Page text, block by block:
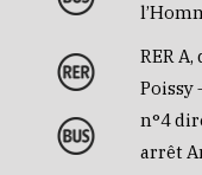
RER
Poissy
n°4
arrêt